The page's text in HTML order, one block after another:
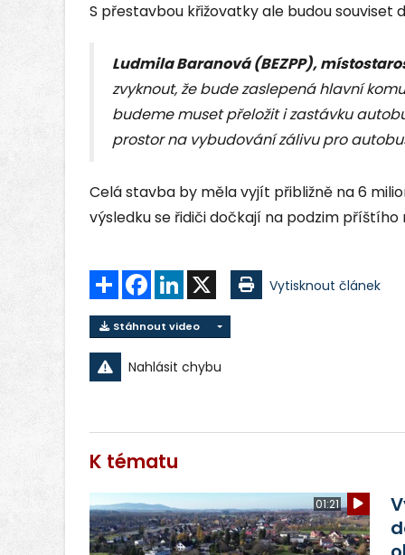
S přestavbou křižovatky ale budou souviset
Ludmila Baranová (BEZPP),
zvyknout, že bude zaslepená hlavní
budeme muset přeložit i zastávku
prostor na vybudování zálivu pro
Celá stavba by měla vyjít přibližně na 6
výsledku se řidiči dočkají na podzim příštího
Sdílet FacebookLinkedIn Vytisknout článek
Stáhnout video
Nahlásit chybu
K tématu
01:21